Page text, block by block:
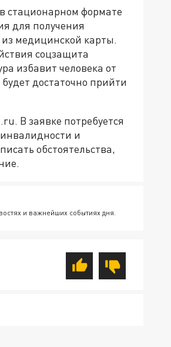
стационарном формате
для получения
медицинской карты.
соцзащита
избавит человека от
достаточно прийти
В заявке потребуется
и
обстоятельства,
и важнейших событиях дня.